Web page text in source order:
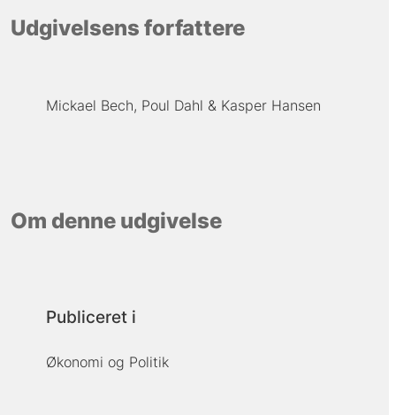
Udgivelsens forfattere
Mickael Bech Poul Dahl Kasper Hansen
Om denne udgivelse
Publiceret i
Økonomi og Politik